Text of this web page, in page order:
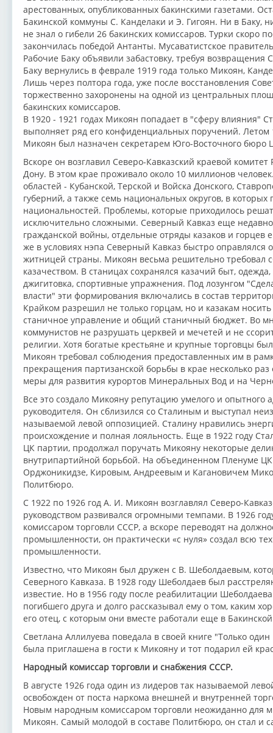
арестованных, опубликованных бакинскими газетами.
Бакинской коммуны С. Канделаки и Э. Гигоян. Ни в Баку,
не знал о гибели 26 бакинских комиссаров. Турки скоро
закончилась победой Антанты. Мусаватистское
Рабочие Баку объявили забастовку, требуя
Баку вернулись в феврале 1919 года только Микоян,
Лишь через полтора года, уже после восстановления
торжественно захоронены на одной из центральных
бакинских комиссаров.
В 1920 - 1921 годах Микоян попадает в "сферу влияния"
выполняет ряд его конфиденциальных поручений. Летом
Микоян был назначен секретарем Юго-Восточного бюро
Вскоре он возглавил Северо-Кавказский краевой
Дону. В этом крае проживало около 10 миллионов
областей - Кубанской, Терской и Войска Донского,
губерний, а также семь национальных округов, в
национальностей. Проблемы, которые приходилось
исключительно сложными. Северный Кавказ еще
гражданской войны, отдельные отряды казаков и горцев
же в условиях нэпа Северный Кавказ быстро оправлялся
житницей страны. Микоян весьма решительно требовал
казачеством. В станицах сохранялся казачий быт,
джигитовка, спортивные упражнения. Под лозунгом
власти" эти формирования включались в состав
Крайком разрешил не только горцам, но и казакам
станичное управление и общий станичный бюджет. Во
коммунистов не разрушать церквей и мечетей и не
религии. Хотя богатые крестьяне и крупные торговцы
Микоян требовал соблюдения предоставленных им в
прекращения партизанской борьбы в крае несколько
меры для развития курортов Минеральных Вод и на
Все это создало Микояну репутацию умелого и опытного
руководителя. Он сблизился со Сталиным и выступал
называемой левой оппозицией. Сталину нравились
происхождение и полная лояльность. Еще в 1922 году
ЦК партии, продолжал поручать Микояну некоторые
внутрипартийной борьбой. На объединенном Пленуме
Орджоникидзе, Кировым, Андреевым и Кагановичем
Политбюро.
С 1922 по 1926 год А. И. Микоян возглавлял Северо-
руководством развивался огромными темпами. В 1926
комиссаром торговли СССР, а вскоре переводят на
промышленности, он практически «с нуля» создал всю
промышленности.
Известно, что Микоян был дружен с В. Шеболдаевым,
Северного Кавказа. В 1928 году Шеболдаев был
известие. Но в 1956 году после реабилитации
погибшего друга и долго рассказывал ему о том, каким
его отец, с которым они вместе работали еще в
Светлана Аллилуева поведала в своей книге "Только
была приглашена в гости к Микояну и тот подарил ей
Народный комиссар торговли и снабжения СССР.
В августе 1926 года один из лидеров так называемой
освобожден от поста наркома внешней и внутренней
Новым народным комиссаром торговли неожиданно для
Микоян. Самый молодой в составе Политбюро, он стал